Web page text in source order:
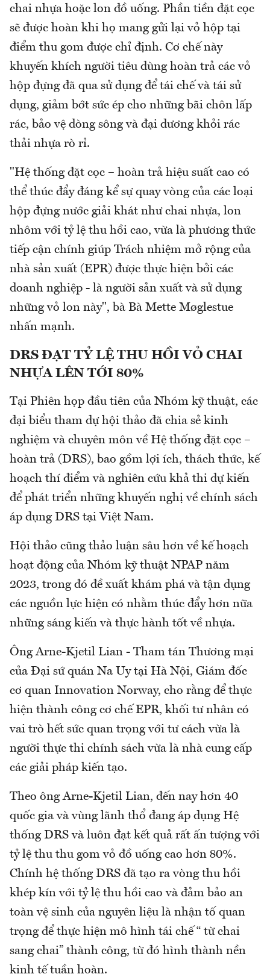
chai nhựa hoặc lon đồ uống. Phần tiền đặt cọc
sẽ được hoàn khi họ mang gửi lại vỏ hộp tại
điểm thu gom được chỉ định. Cơ chế này
khuyến khích người tiêu dùng hoàn trả các vỏ
hộp đựng đã qua sử dụng để tái chế và tái sử
dụng, giảm bớt sức ép cho những bãi chôn lấp
rác, bảo vệ dòng sông và đại dương khỏi rác
thải nhựa rò rỉ.
"Hệ thống đặt cọc – hoàn trả hiệu suất cao có
thể thúc đẩy đáng kể sự quay vòng của các loại
hộp đựng nước giải khát như chai nhựa, lon
nhôm với tỷ lệ thu hồi cao, vừa là phương thức
tiếp cận chính giúp Trách nhiệm mở rộng của
nhà sản xuất (EPR) được thực hiện bởi các
doanh nghiệp - là người sản xuất và sử dụng
những vỏ lon này", bà Bà Mette Møglestue
nhấn mạnh.
DRS ĐẠT TỶ LỆ THU HỒI VỎ CHAI
NHỰA LÊN TỚI 80%
Tại Phiên họp đầu tiên của Nhóm kỹ thuật, các
đại biểu tham dự hội thảo đã chia sẻ kinh
nghiệm và chuyên môn về Hệ thống đặt cọc –
hoàn trả (DRS), bao gồm lợi ích, thách thức, kế
hoạch thí điểm và nghiên cứu khả thi dự kiến
để phát triển những khuyến nghị về chính sách
áp dụng DRS tại Việt Nam.
Hội thảo cũng thảo luận sâu hơn về kế hoạch
hoạt động của Nhóm kỹ thuật NPAP năm
2023, trong đó đề xuất khám phá và tận dụng
các nguồn lực hiện có nhằm thúc đẩy hơn nữa
những sáng kiến và thực hành tốt về nhựa.
Ông Arne-Kjetil Lian - Tham tán Thương mại
của Đại sứ quán Na Uy tại Hà Nội, Giám đốc
cơ quan Innovation Norway, cho rằng để thực
hiện thành công cơ chế EPR, khối tư nhân có
vai trò hết sức quan trọng với tư cách vừa là
người thực thi chính sách vừa là nhà cung cấp
các giải pháp kiến tạo.
Theo ông Arne-Kjetil Lian, đến nay hơn 40
quốc gia và vùng lãnh thổ đang áp dụng Hệ
thống DRS và luôn đạt kết quả rất ấn tượng với
tỷ lệ thu thu gom vỏ đồ uống cao hơn 80%.
Chính hệ thống DRS đã tạo ra vòng thu hồi
khép kín với tỷ lệ thu hồi cao và đảm bảo an
toàn vệ sinh của nguyên liệu là nhận tố quan
trọng để thực hiện mô hình tái chế “ từ chai
sang chai” thành công, từ đó hình thành nền
kinh tế tuần hoàn.